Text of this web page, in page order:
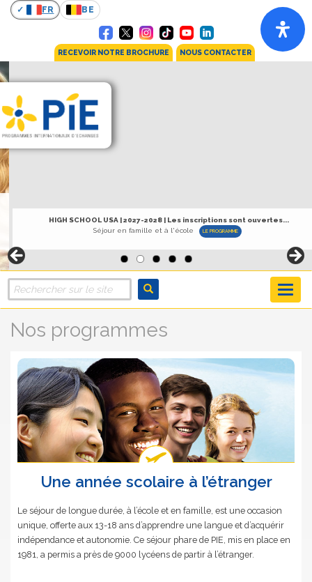
FR BE
RECEVOIR NOTRE BROCHURE NOUS CONTACTER
HIGH SCHOOL USA | 2027-2028 | Les inscriptions sont ouvertes...
Séjour en famille et à l'école
LE PROGRAMME
Nos programmes
Une année scolaire à l’étranger
Le séjour de longue durée, à l’école et en famille, est une occasion
unique, offerte aux 13-18 ans d’apprendre une langue et d’acquérir
indépendance et autonomie. Ce séjour phare de PIE, mis en place en
1981, a permis a près de 9000 lycéens de partir à l’étranger.